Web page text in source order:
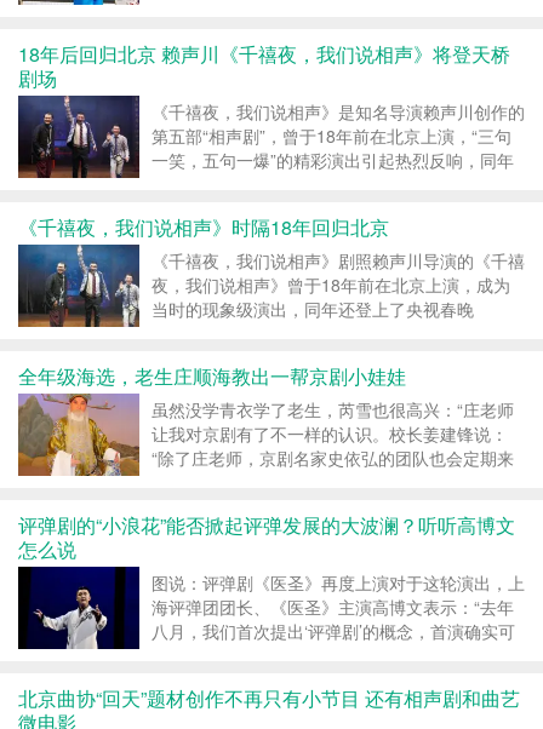
18年后回归北京 赖声川《千禧夜，我们说相声》将登天桥
剧场
《千禧夜，我们说相声》是知名导演赖声川创作的
第五部“相声剧”，曾于18年前在北京上演，“三句
一笑，五句一爆”的精彩演出引起热烈反响，同年
《千禧夜，我们说相声》时隔18年回归北京
《千禧夜，我们说相声》剧照赖声川导演的《千禧
夜，我们说相声》曾于18年前在北京上演，成为
当时的现象级演出，同年还登上了央视春晚
全年级海选，老生庄顺海教出一帮京剧小娃娃
虽然没学青衣学了老生，芮雪也很高兴：“庄老师
让我对京剧有了不一样的认识。校长姜建锋说：
“除了庄老师，京剧名家史依弘的团队也会定期来
评弹剧的“小浪花”能否掀起评弹发展的大波澜？听听高博文
怎么说
图说：评弹剧《医圣》再度上演对于这轮演出，上
海评弹团团长、《医圣》主演高博文表示：“去年
八月，我们首次提出‘评弹剧’的概念，首演确实可
北京曲协“回天”题材创作不再只有小节目 还有相声剧和曲艺
微电影